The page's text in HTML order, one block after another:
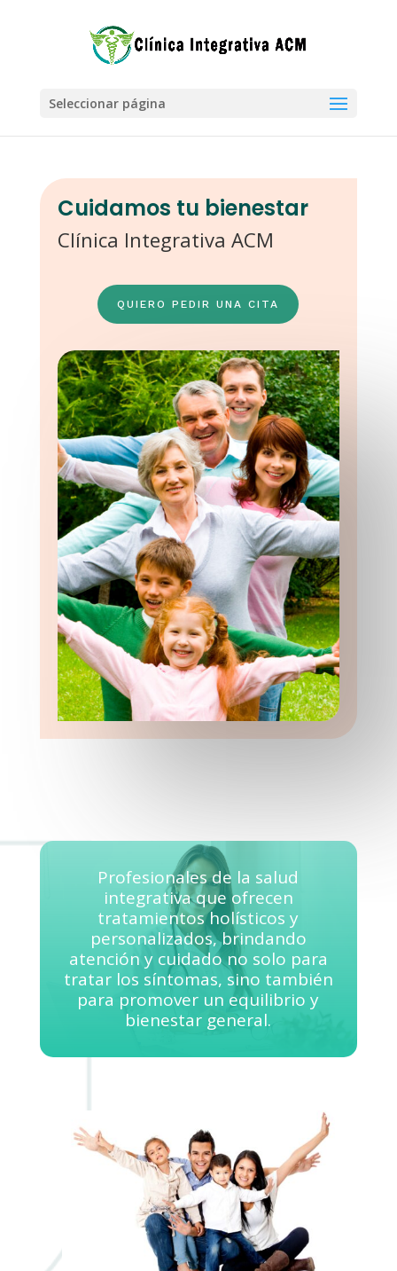
Seleccionar página
Cuidamos tu bienestar
Clínica Integrativa ACM
QUIERO PEDIR UNA CITA
Profesionales de la salud
integrativa que ofrecen
tratamientos holísticos y
personalizados, brindando
atención y cuidado no solo para
tratar los síntomas, sino también
para promover un equilibrio y
bienestar general.